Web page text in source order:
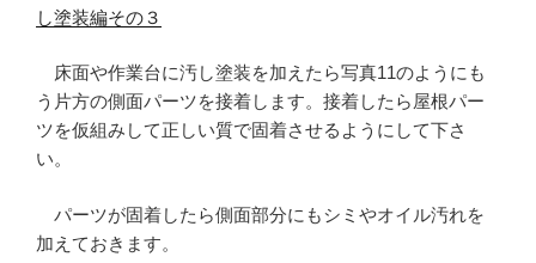
し塗装編その３
床面や作業台に汚し塗装を加えたら写真11のようにも
う片方の側面パーツを接着します。接着したら屋根パー
ツを仮組みして正しい質で固着させるようにして下さ
い。
パーツが固着したら側面部分にもシミやオイル汚れを
加えておきます。